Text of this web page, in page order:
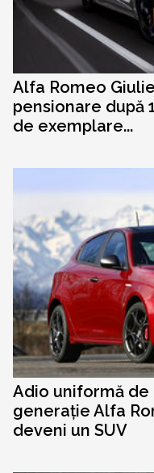
Alfa Romeo
pensionare după
de exemplare...
Adio uniformă
generație Alfa
deveni un SUV